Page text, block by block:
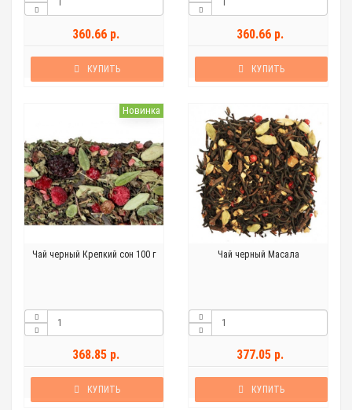
360.66 р.
КУПИТЬ
360.66 р.
КУПИТЬ
Новинка
Чай черный Крепкий сон 100 г
368.85 р.
КУПИТЬ
Чай черный Масала
377.05 р.
КУПИТЬ